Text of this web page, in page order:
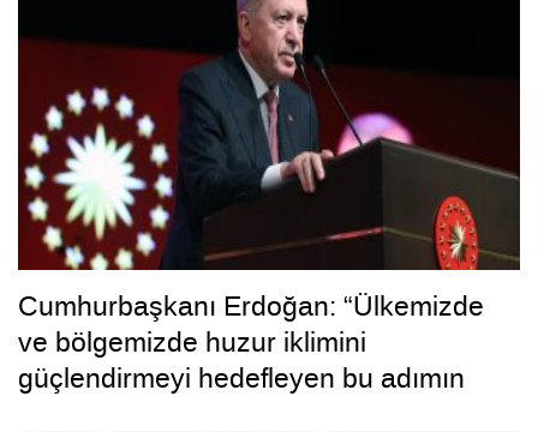
Cumhurbaşkanı Erdoğan: “Ülkemizde
ve bölgemizde huzur iklimini
güçlendirmeyi hedefleyen bu adımın